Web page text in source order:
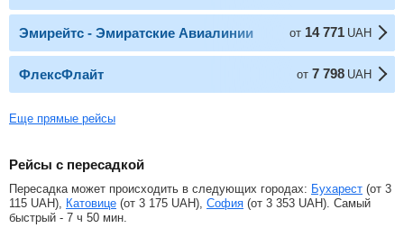
Эмирейтс - Эмиратские Авиалинии от 14 771 UAH
ФлексФлайт от 7 798 UAH
Еще прямые рейсы
Рейсы с пересадкой
Пересадка может происходить в следующих городах: Бухарест (от 3
115 UAH), Катовице (от 3 175 UAH), София (от 3 353 UAH). Самый
быстрый - 7 ч 50 мин.